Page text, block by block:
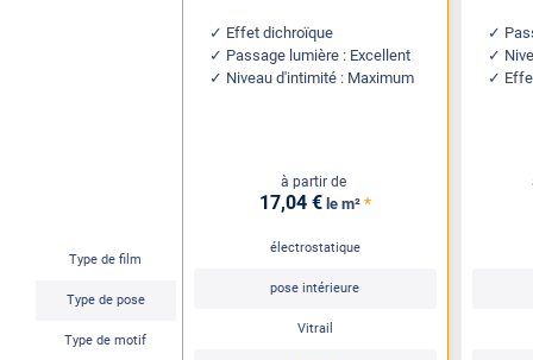
Type de film
Type de pose
Type de motif
Effet dichroïque
Passage lumière : Excellent
Niveau d'intimité : Maximum
à partir de
17,04 € le m² *
électrostatique
pose intérieure
Vitrail